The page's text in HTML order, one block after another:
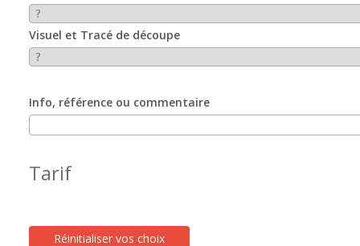
Visuel et Tracé de découpe
Info, référence ou commentaire
Tarif